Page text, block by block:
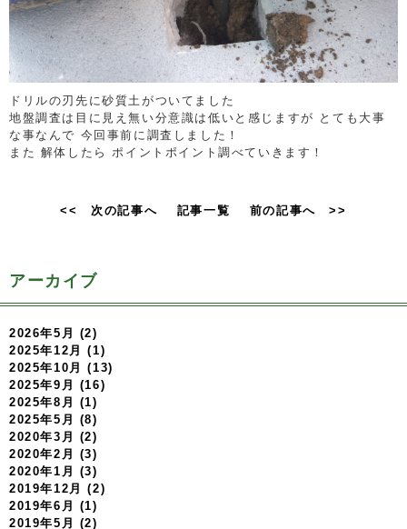
ドリルの刃先に砂質土がついてました
地盤調査は目に見え無い分意識は低いと感じますが とても大事
な事なんで 今回事前に調査しました！
また 解体したら ポイントポイント調べていきます！
<< 次の記事へ 記事一覧 前の記事へ >>
アーカイブ
2026年5月 (2)
2025年12月 (1)
2025年10月 (13)
2025年9月 (16)
2025年8月 (1)
2025年5月 (8)
2020年3月 (2)
2020年2月 (3)
2020年1月 (3)
2019年12月 (2)
2019年6月 (1)
2019年5月 (2)